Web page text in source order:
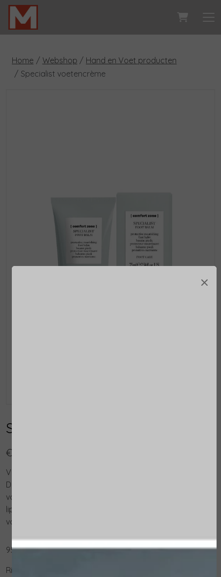
Home Webshop
Hand en Voet producten
Specialist voetencrème
Specialist voetencrème
€ 24,50
Voetbalsem met beschermende en voedende werking.
De rijke en romige textuur creëert een film rond de
voeten om de hydratatie te behouden en het
lipidentekort te compenseren dat verantwoordelijk is
voor droogte en problematische huidkloven/barsten.
95% van de ingrediënten is van natuurlijke oorsprong
Rijke textuur met voedende en beschermende
×